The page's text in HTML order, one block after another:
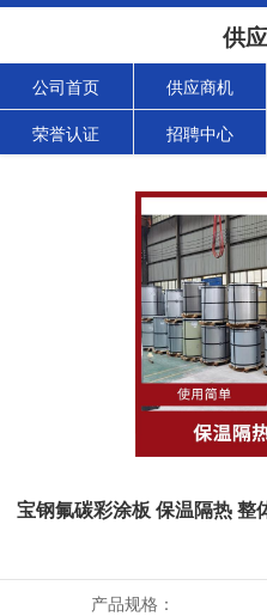
供
公司首页 供应商机
荣誉认证 招聘中心
宝钢氟碳彩涂板 保温隔热 整
产品规格：